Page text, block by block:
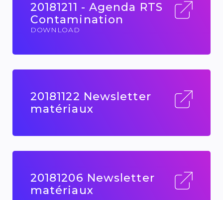
20181211 - Agenda RTS
Contamination
DOWNLOAD
20181122 Newsletter
matériaux
20181206 Newsletter
matériaux